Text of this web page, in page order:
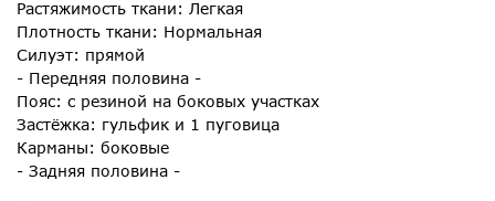
Растяжимость ткани: Легкая
Плотность ткани: Нормальная
Силуэт: прямой
- Передняя половина -
Пояс: с резиной на боковых участках
Застёжка: гульфик и 1 пуговица
Карманы: боковые
- Задняя половина -